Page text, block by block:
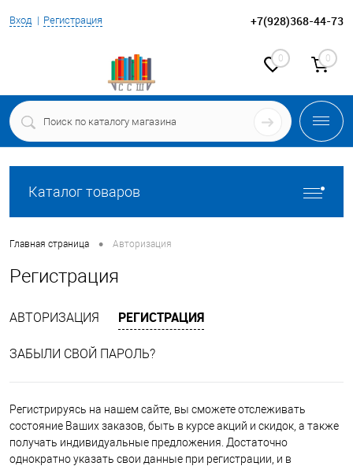
Вход Регистрация +7(928)368-44-73
0 0
Каталог товаров
Главная страница • Авторизация
Регистрация
АВТОРИЗАЦИЯ РЕГИСТРАЦИЯ
ЗАБЫЛИ СВОЙ ПАРОЛЬ?
Регистрируясь на нашем сайте, вы сможете отслеживать
состояние Ваших заказов, быть в курсе акций и скидок, а также
получать индивидуальные предложения. Достаточно
однократно указать свои данные при регистрации, и в